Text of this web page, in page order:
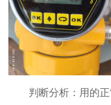
判断分析：用的